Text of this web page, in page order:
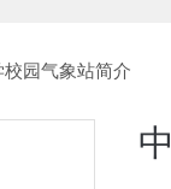
园气象站简介